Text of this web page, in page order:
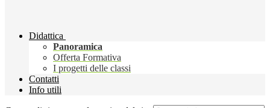
Didattica
Panoramica
Offerta Formativa
I progetti delle classi
Contatti
Info utili